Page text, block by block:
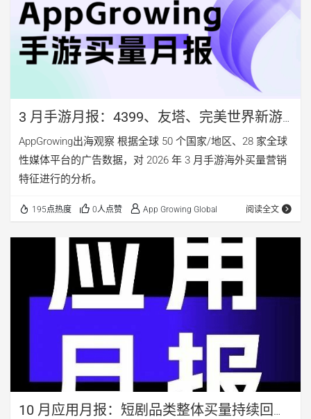
3 月手游月报：4399、友塔、完美世界新游
发力，《异环》海外营销分析
AppGrowing出海观察 根据全球 50 个国家/地区、28 家全球
性媒体平台的广告数据，对 2026 年 3 月手游海外买量营销
特征进行的分析。
195点热度 0人点赞 App Growing Global 阅读全文
10 月应用月报：短剧品类整体买量持续回